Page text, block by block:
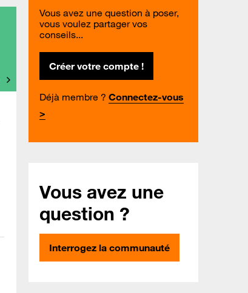
Vous avez une question à poser,
vous voulez partager vos
conseils...
Créer votre compte !
Déjà membre ? Connectez-vous
>
Vous avez une
question ?
Interrogez la communauté